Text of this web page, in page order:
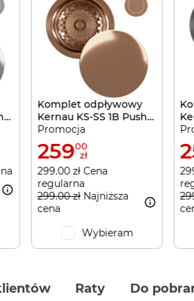
Komplet odpływowy
Kernau KS-SS 1B Push-
Push Copper
Promocja
25900
zł
299.00 zł Cena
regularna
299.00 złNajniższa
cena
Wybieram
Raty Do